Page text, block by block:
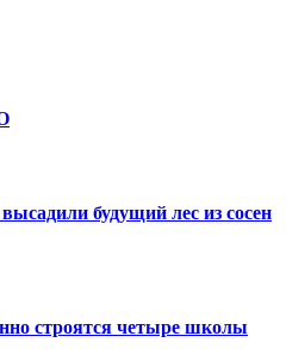
будущий лес из сосен
строятся четыре школы